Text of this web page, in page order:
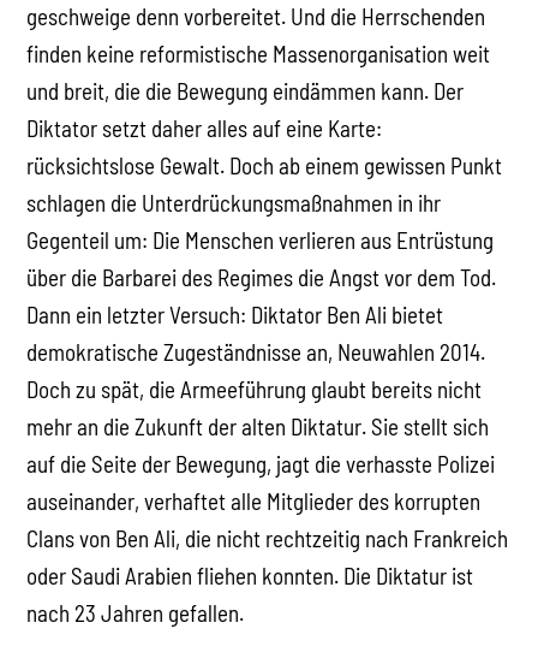
geschweige denn vorbereitet. Und die Herrschenden
finden keine reformistische Massenorganisation weit
und breit, die die Bewegung eindämmen kann. Der
Diktator setzt daher alles auf eine Karte:
rücksichtslose Gewalt. Doch ab einem gewissen Punkt
schlagen die Unterdrückungsmaßnahmen in ihr
Gegenteil um: Die Menschen verlieren aus Entrüstung
über die Barbarei des Regimes die Angst vor dem Tod.
Dann ein letzter Versuch: Diktator Ben Ali bietet
demokratische Zugeständnisse an, Neuwahlen 2014.
Doch zu spät, die Armeeführung glaubt bereits nicht
mehr an die Zukunft der alten Diktatur. Sie stellt sich
auf die Seite der Bewegung, jagt die verhasste Polizei
auseinander, verhaftet alle Mitglieder des korrupten
Clans von Ben Ali, die nicht rechtzeitig nach Frankreich
oder Saudi Arabien fliehen konnten. Die Diktatur ist
nach 23 Jahren gefallen.